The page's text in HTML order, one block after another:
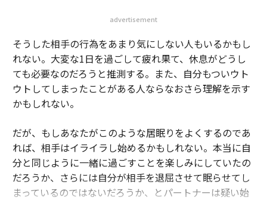
advertisement
そうした相手の行為をあまり気にしない人もいるかもし
れない。大変な1日を過ごして疲れ果て、休息がどうし
ても必要なのだろうと推測する。また、自分もついウト
ウトしてしまったことがある人ならなおさら理解を示す
かもしれない。
だが、もしあなたがこのような居眠りをよくするのであ
れば、相手はイライラし始めるかもしれない。本当に自
分と同じように一緒に過ごすことを楽しみにしていたの
だろうか、さらには自分が相手を退屈させて眠らせてし
まっているのではないだろうか、とパートナーは疑い始